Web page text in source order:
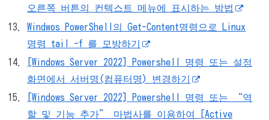
오른쪽 버튼의 컨텍스트 메뉴에 표시하는 방법
Windwos PowerShell의 Get-Content명령으로 Linux
명령 tail -f 를 모방하기
[Windows Server 2022] Powershell 명령 또는 설정
화면에서 서버명(컴퓨터명) 변경하기
[Windows Server 2022] Powershell 명령 또는 “역
할 및 기능 추가” 마법사를 이용하여 [Active